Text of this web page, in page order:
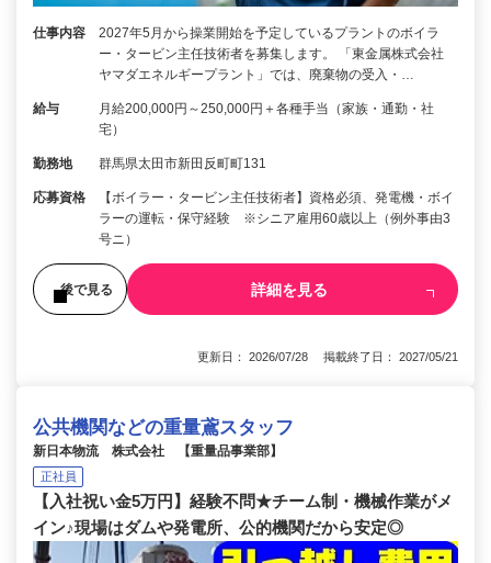
仕事内容
2027年5月から操業開始を予定しているプラントのボイラ
ー・タービン主任技術者を募集します。 「東金属株式会社
ヤマダエネルギープラント」では、廃棄物の受入・…
給与
月給200,000円～250,000円＋各種手当（家族・通勤・社
宅）
勤務地 群馬県太田市新田反町町131
応募資格
【ボイラー・タービン主任技術者】資格必須、発電機・ボイ
ラーの運転・保守経験 ※シニア雇用60歳以上（例外事由3
号ニ）
後で見る 詳細を見る
更新日： 2026/07/28 掲載終了日： 2027/05/21
公共機関などの重量鳶スタッフ
新日本物流 株式会社 【重量品事業部】
正社員
【入社祝い金5万円】経験不問★チーム制・機械作業がメ
イン♪現場はダムや発電所、公的機関だから安定◎